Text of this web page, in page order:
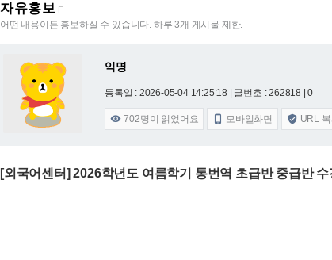
자유홍보 F
어떤 내용이든 홍보하실 수 있습니다. 하루 3개 게시물 제한.
익명
등록일 : 2026-05-04 14:25:18 | 글번호 : 262818 | 0
 702명이 읽었어요  모바일화면  URL
[외국어센터] 2026학년도 여름학기 통번역 초급반 중급반 수